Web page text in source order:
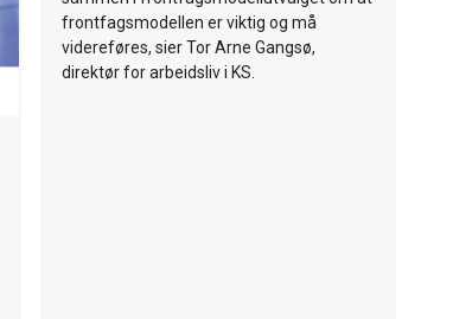
frontfagsmodellen er viktig og må
videreføres, sier Tor Arne Gangsø,
direktør for arbeidsliv i KS.